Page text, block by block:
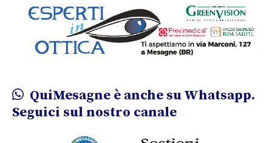
QuiMesagne è anche su Whatsapp.
Seguici sul nostro canale